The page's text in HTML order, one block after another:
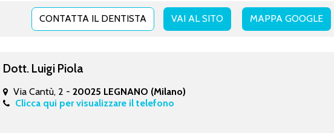
MAPPA GOOGLE
CONTATTA IL DENTISTA VAI AL SITO
Dott. Luigi Piola
Via Cantù, 2 -20025 LEGNANO (Milano)
Clicca qui per visualizzare il telefono